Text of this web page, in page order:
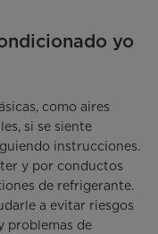
yo
como aires
si se siente
instrucciones.
y por conductos
de refrigerante.
a evitar riesgos
problemas de